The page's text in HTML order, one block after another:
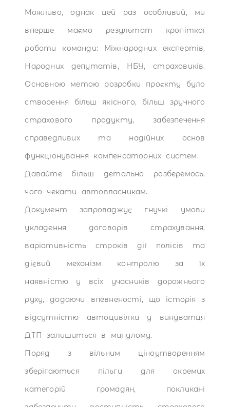
Можливо, однак цей раз особливий, ми
вперше маємо результат кропіткої
роботи команди: Міжнародних експертів,
Народних депутатів, НБУ, страховиків.
Основною метою розробки проєкту було
створення більш якісного, більш зручного
страхового продукту, забезпечення
справедливих та надійних основ
функціонування компенсаторних систем.
Давайте більш детально розберемось,
чого чекати автовласникам.
Документ запроваджує гнучкі умови
укладення договорів страхування,
варіативність строків дії полісів та
дієвий механізм контролю за їх
наявністю у всіх учасників дорожнього
руху, додаючи впевненості, що історія з
відсутністю автоцивілки у винуватця
ДТП залишиться в минулому.
Поряд з вільним ціноутворенням
зберігаються пільги для окремих
категорій громадян, покликані